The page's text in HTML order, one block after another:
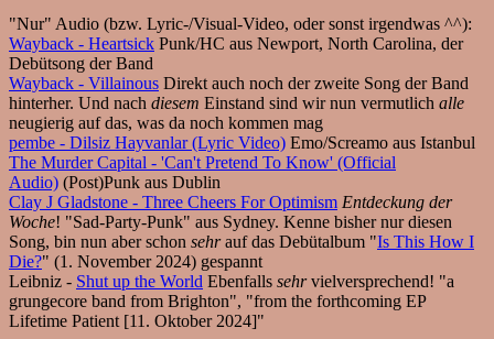
"Nur" Audio (bzw. Lyric-/Visual-Video, oder sonst irgendwas ^^):
Wayback - Heartsick Punk/HC aus Newport, North Carolina, der
Debütsong der Band
Wayback - Villainous Direkt auch noch der zweite Song der Band
hinterher. Und nach diesem Einstand sind wir nun vermutlich alle
neugierig auf das, was da noch kommen mag
pembe - Dilsiz Hayvanlar (Lyric Video) Emo/Screamo aus Istanbul
The Murder Capital - 'Can't Pretend To Know' (Official
Audio) (Post)Punk aus Dublin
Clay J Gladstone - Three Cheers For Optimism Entdeckung der
Woche! "Sad-Party-Punk" aus Sydney. Kenne bisher nur diesen
Song, bin nun aber schon sehrauf das Debütalbum "Is This How I
Die?" (1. November 2024) gespannt
Leibniz - Shut up the World Ebenfalls sehrvielversprechend! "a
grungecore band from Brighton", "from the forthcoming EP
Lifetime Patient [11. Oktober 2024]"